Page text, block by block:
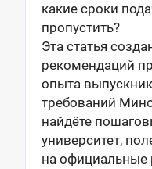
какие сроки
пропустить?
Эта статья
рекомендаций
опыта
требований
найдёте
университет,
на официальные